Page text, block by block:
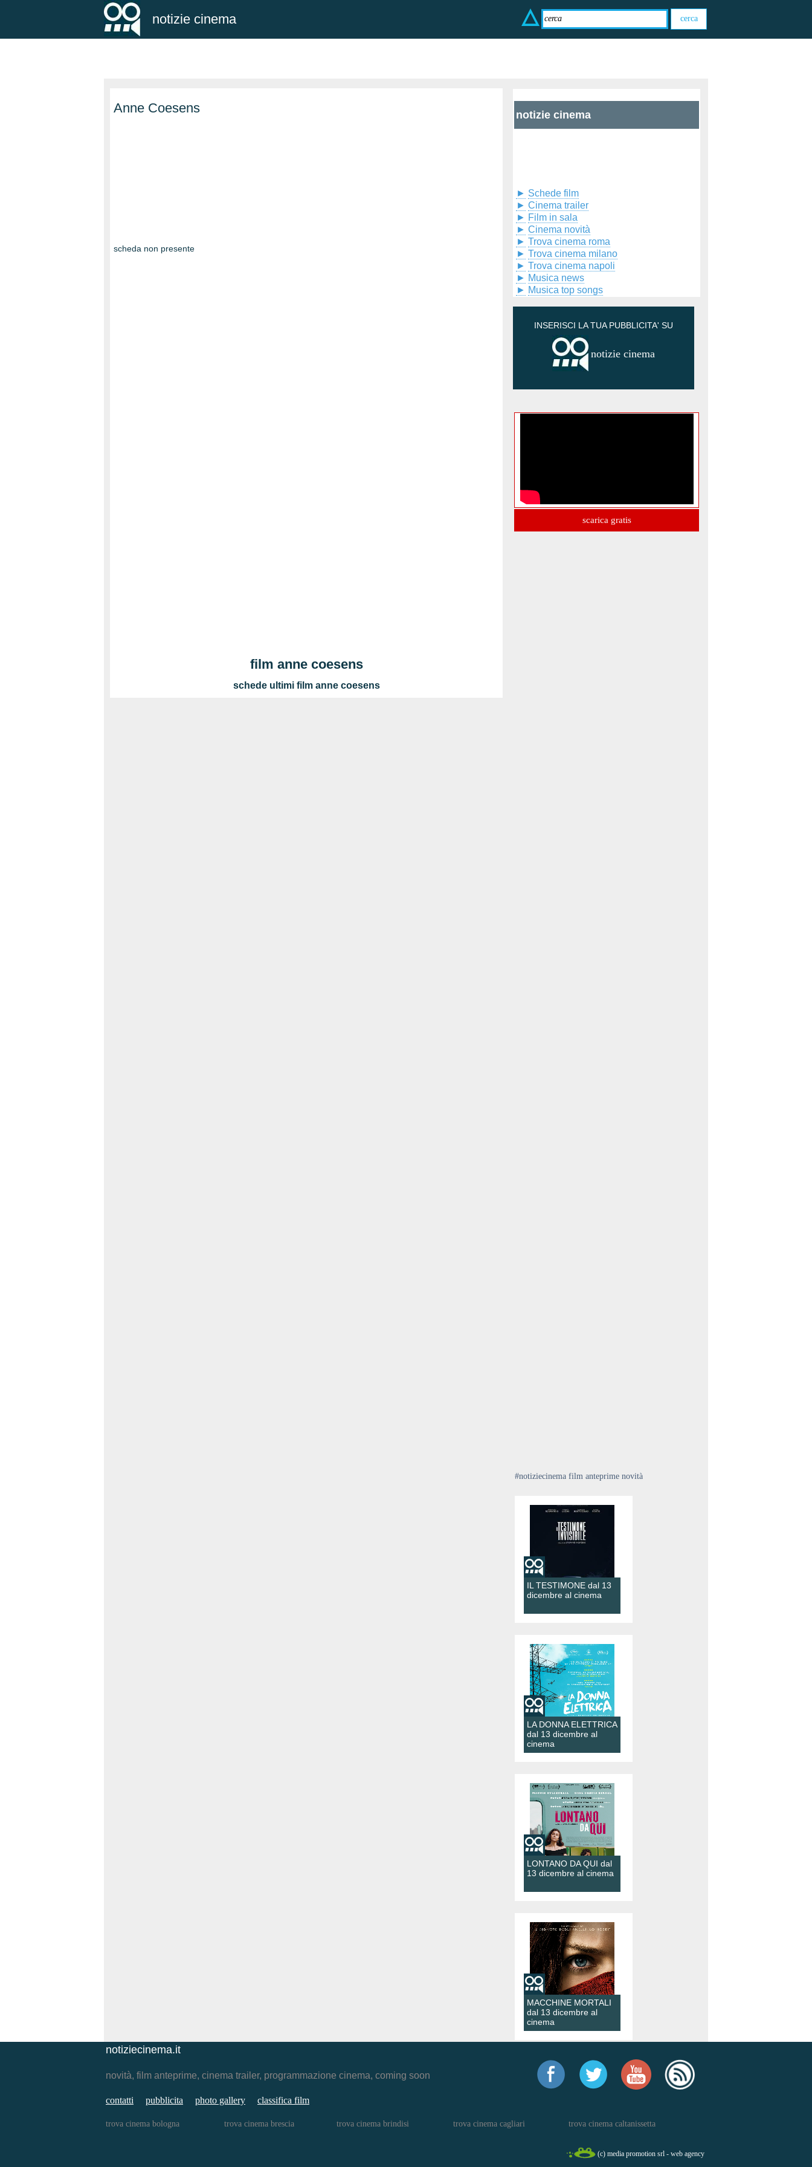
notizie cinema
Anne Coesens
scheda non presente
film anne coesens
schede ultimi film anne coesens
notizie cinema
► Schede film
► Cinema trailer
► Film in sala
► Cinema novità
► Trova cinema roma
► Trova cinema milano
► Trova cinema napoli
► Musica news
► Musica top songs
INSERISCI LA TUA PUBBLICITA' SU
notizie cinema
scarica gratis
#notiziecinema film anteprime novità
IL TESTIMONE dal 13
dicembre al cinema
LA DONNA ELETTRICA
dal 13 dicembre al
cinema
LONTANO DA QUI dal
13 dicembre al cinema
MACCHINE MORTALI
dal 13 dicembre al
cinema
notiziecinema.it
novità, film anteprime, cinema trailer, programmazione cinema, coming soon
contatti pubblicita photo gallery classifica film
trova cinema bologna trova cinema brescia trova cinema brindisi trova cinema cagliari trova cinema caltanissetta
(c) media promotion srl - web agency